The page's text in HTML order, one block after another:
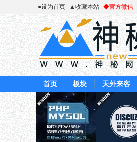
●设为首页 ▲收藏本站 ◆官方微信
首页 板块 天外来客